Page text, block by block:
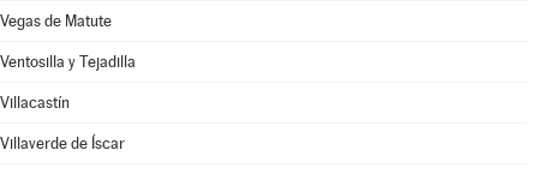
Vegas de Matute
Ventosilla y Tejadilla
Villacastín
Villaverde de Íscar